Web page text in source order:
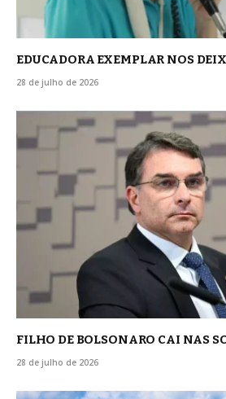
EDUCADORA EXEMPLAR NOS
28 de julho de 2026
FILHO DE BOLSONARO CAI NAS
28 de julho de 2026